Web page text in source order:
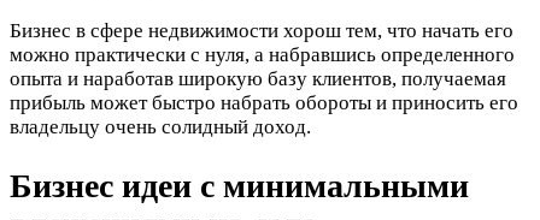
Бизнес в сфере недвижимости хорош тем, что начать его
можно практически с нуля, а набравшись определенного
опыта и наработав широкую базу клиентов, получаемая
прибыль может быстро набрать обороты и приносить его
владельцу очень солидный доход.
Бизнес идеи с минимальными